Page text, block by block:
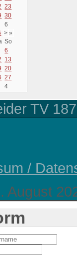
23
30
6
> »
So
6
13
20
27
4
TV
/
August